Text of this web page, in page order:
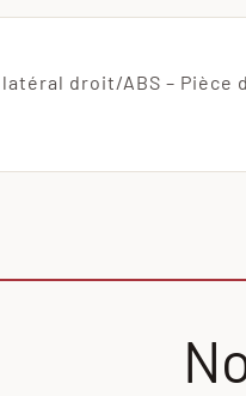
latéral droit/ABS – Pièce